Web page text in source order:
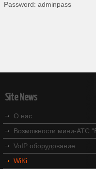
Password: adminpass
SiteNews
О нас
Возможности мини-АТС
VoIP оборудование
WiKi